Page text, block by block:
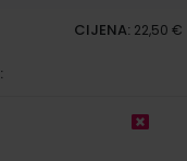
CIJENA: 22,50 €